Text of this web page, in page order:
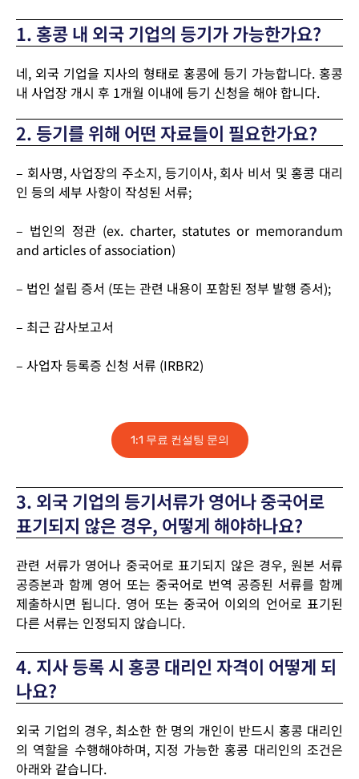
1. 홍콩 내 외국 기업의 등기가 가능한가요?
네, 외국 기업을 지사의 형태로 홍콩에 등기 가능합니다. 홍콩
내 사업장 개시 후 1개월 이내에 등기 신청을 해야 합니다.
2. 등기를 위해 어떤 자료들이 필요한가요?
​– 회사명, 사업장의 주소지, 등기이사, 회사 비서 및 홍콩 대리
인 등의 세부 사항이 작성된 서류;
– 법인의 정관 (ex. charter, statutes or memorandum
and articles of association)
– 법인 설립 증서 (또는 관련 내용이 포함된 정부 발행 증서);
– 최근 감사보고서
– 사업자 등록증 신청 서류 (IRBR2)
1:1 무료 컨설팅 문의
3. 외국 기업의 등기서류가 영어나 중국어로
표기되지 않은 경우, 어떻게 해야하나요?
관련 서류가 영어나 중국어로 표기되지 않은 경우, 원본 서류
공증본과 함께 영어 또는 중국어로 번역 공증된 서류를 함께
제출하시면 됩니다. 영어 또는 중국어 이외의 언어로 표기된
다른 서류는 인정되지 않습니다.
4. 지사 등록 시 홍콩 대리인 자격이 어떻게 되
나요?​
외국 기업의 경우, 최소한 한 명의 개인이 반드시 홍콩 대리인
의 역할을 수행해야하며, 지정 가능한 홍콩 대리인의 조건은
아래와 같습니다.